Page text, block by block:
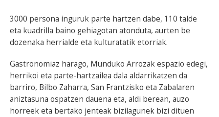
3000 persona inguruk parte hartzen dabe, 110 talde
eta kuadrilla baino gehiagotan atonduta, aurten be
dozenaka herrialde eta kulturatatik etorriak.
Gastronomiaz harago, Munduko Arrozak espazio edegi,
herrikoi eta parte-hartzailea dala aldarrikatzen da
barriro, Bilbo Zaharra, San Frantzisko eta Zabalaren
aniztasuna ospatzen dauena eta, aldi berean, auzo
horreek eta bertako jenteak bizilagunek bizi dituen